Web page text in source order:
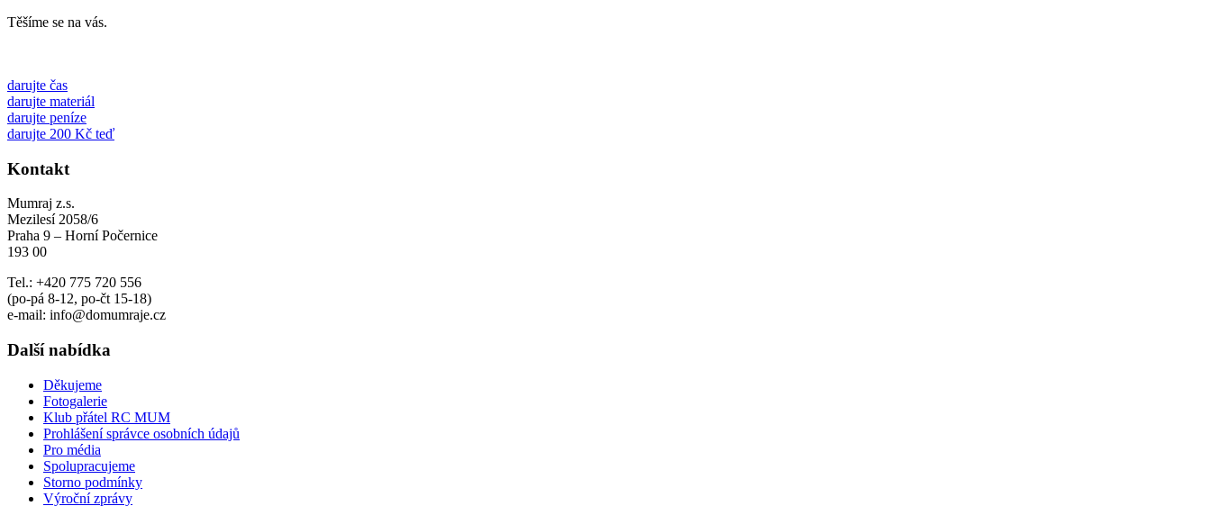
Těšíme se na vás.
darujte čas
darujte materiál
darujte peníze
darujte 200 Kč teď
Kontakt
Mumraj z.s.
Mezilesí 2058/6
Praha 9 – Horní Počernice
193 00
Tel.: +420 775 720 556
(po-pá 8-12, po-čt 15-18)
e-mail: info@domumraje.cz
Další nabídka
Děkujeme
Fotogalerie
Klub přátel RC MUM
Prohlášení správce osobních údajů
Pro média
Spolupracujeme
Storno podmínky
Výroční zprávy